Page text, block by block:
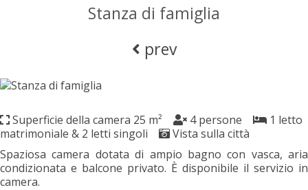
Stanza di famiglia
prev
Superficie della camera 25 m² 4 persone
1 letto
matrimoniale & 2 letti singoli
Vista sulla città
Spaziosa camera dotata di ampio bagno con vasca, aria
condizionata e balcone privato. È disponibile il servizio in
camera.